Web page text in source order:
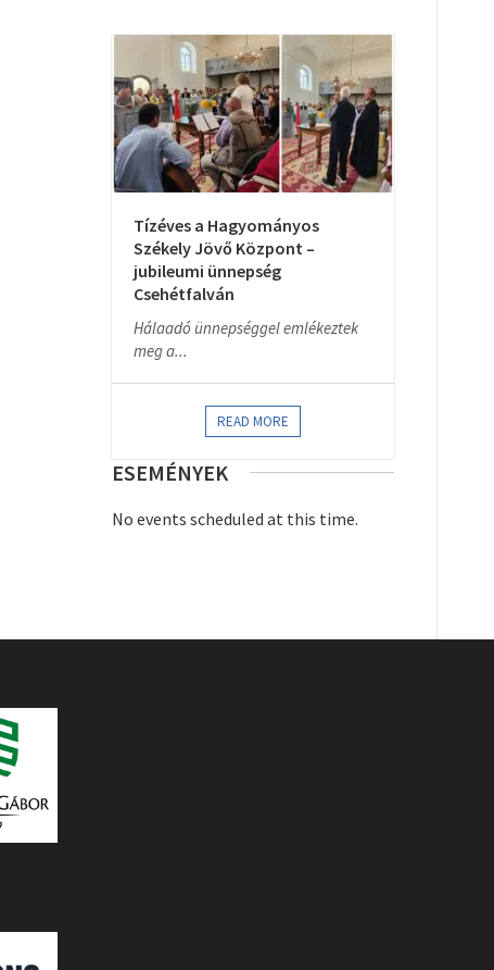
Tízéves a Hagyományos
Székely Jövő Központ –
jubileumi ünnepség
Csehétfalván
Hálaadó ünnepséggel emlékeztek
meg a...
READ MORE
ESEMÉNYEK
No events scheduled at this time.